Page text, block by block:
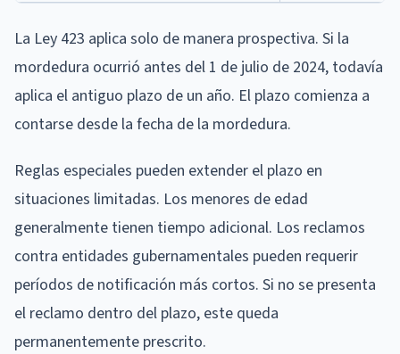
La Ley 423 aplica solo de manera prospectiva. Si la
mordedura ocurrió antes del 1 de julio de 2024, todavía
aplica el antiguo plazo de un año. El plazo comienza a
contarse desde la fecha de la mordedura.
Reglas especiales pueden extender el plazo en
situaciones limitadas. Los menores de edad
generalmente tienen tiempo adicional. Los reclamos
contra entidades gubernamentales pueden requerir
períodos de notificación más cortos. Si no se presenta
el reclamo dentro del plazo, este queda
permanentemente prescrito.